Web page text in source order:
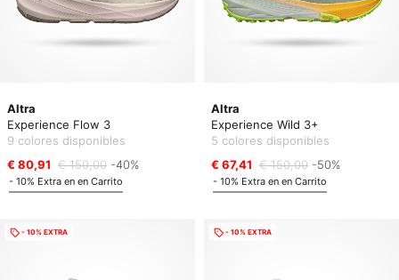
Altra
Experience Flow 3
9 colores disponibles
€ 80,91 € 150,00 -40%
- 10% Extra en en Carrito
Altra
Experience Wild 3+
5 colores disponibles
€ 67,41 € 150,00 -50%
- 10% Extra en en Carrito
- 10% EXTRA - 10% EXTRA